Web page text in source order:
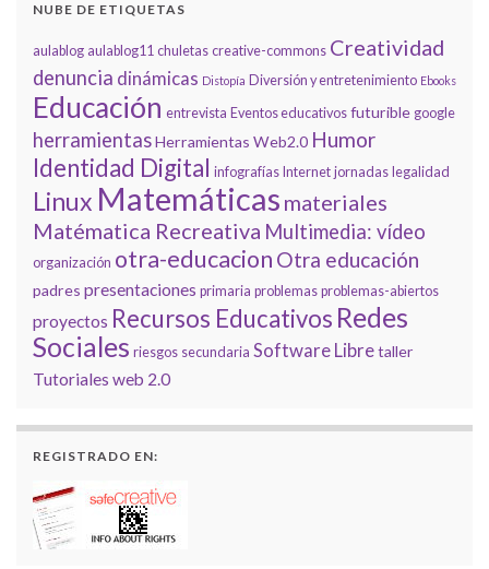
NUBE DE ETIQUETAS
aulablog aulablog11 chuletas creative-commons Creatividad
denuncia dinámicas Distopía Diversión y entretenimiento Ebooks
Educación entrevista Eventos educativos futurible google
herramientasHerramientas Web2.0 Humor
Identidad Digital infografías Internet jornadas legalidad
Linux Matemáticas materiales
Matématica Recreativa Multimedia: vídeo
organización otra-educacion Otra educación
padres presentaciones primaria problemas problemas-abiertos
proyectos Recursos Educativos Redes
Sociales riesgos secundaria Software Libretaller
Tutoriales web 2.0
REGISTRADO EN: